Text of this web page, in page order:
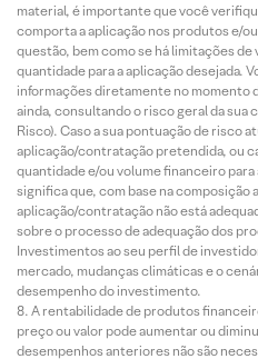
material, é importante que você
comporta a aplicação nos produtos e/
questão, bem como se há limitações
quantidade para a aplicação desejada.
informações diretamente no momento
ainda, consultando o risco geral da sua
Risco). Caso a sua pontuação de risco
aplicação/contratação pretendida, ou
quantidade e/ou volume financeiro
significa que, com base na composição
aplicação/contratação não está
sobre o processo de adequação dos
Investimentos ao seu perfil de
mercado, mudanças climáticas e o
desempenho do investimento.
A rentabilidade de produtos
preço ou valor pode aumentar ou
desempenhos anteriores não são